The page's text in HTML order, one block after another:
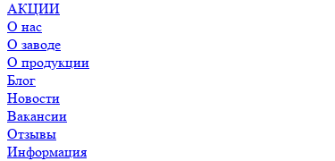
АКЦИИ
О нас
О заводе
О продукции
Блог
Новости
Вакансии
Отзывы
Информация